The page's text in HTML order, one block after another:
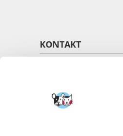
KONTAKT